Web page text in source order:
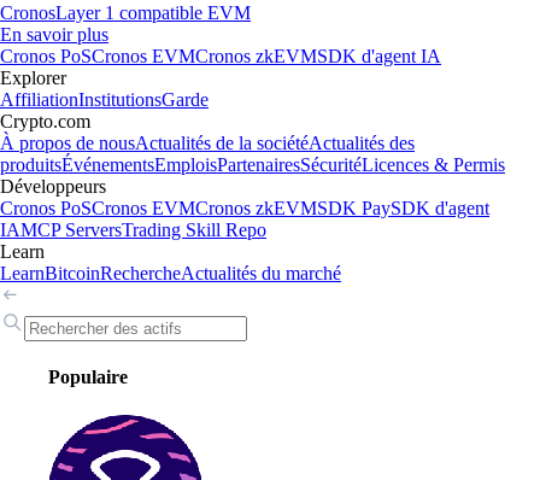
CronosLayer 1 compatible EVM
En savoir plus
Cronos PoSCronos EVMCronos zkEVMSDK d'agent IA
Explorer
AffiliationInstitutionsGarde
Crypto.com
À propos de nousActualités de la sociétéActualités des
produitsÉvénementsEmploisPartenairesSécuritéLicences & Permis
Développeurs
Cronos PoSCronos EVMCronos zkEVMSDK PaySDK d'agent
IAMCP ServersTrading Skill Repo
Learn
LearnBitcoinRechercheActualités du marché
Populaire